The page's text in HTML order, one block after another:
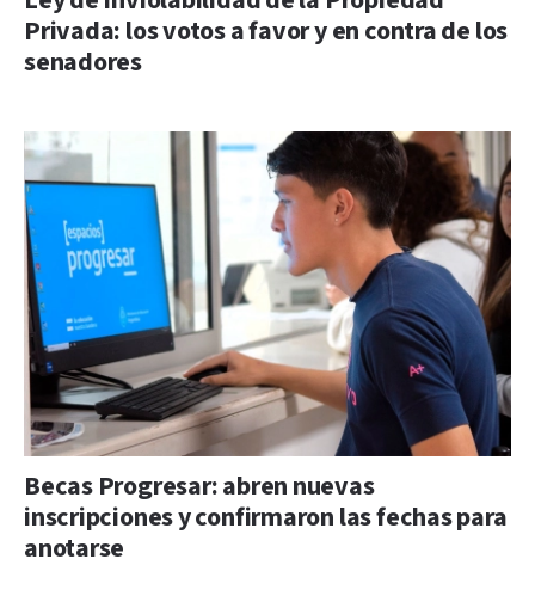
Privada: los votos a favor y en contra de los
senadores
Becas Progresar: abren nuevas
inscripciones y confirmaron las fechas para
anotarse